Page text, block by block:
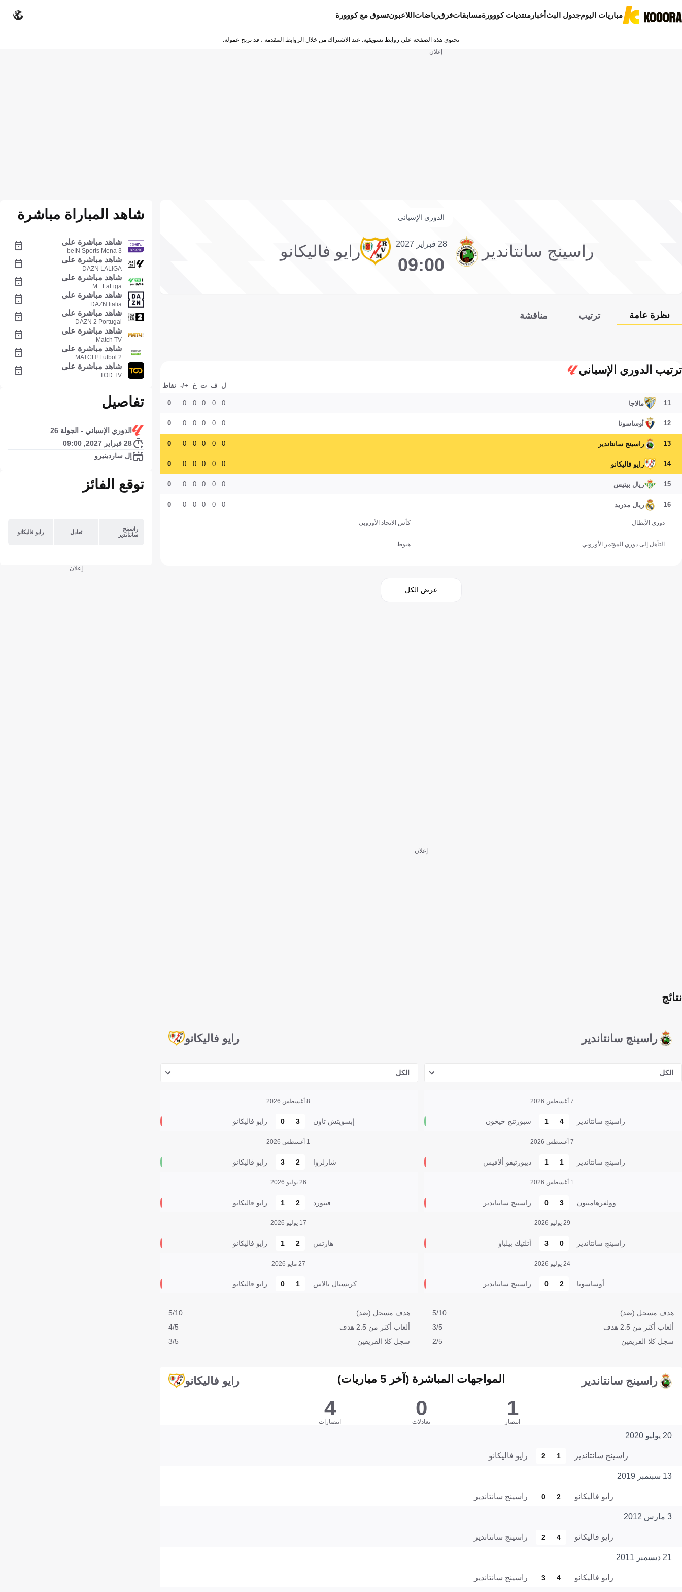
مباريات اليومجدول البثأخبار منتديات كووورةمسابقاتفرقرياضات اللاعبونتسوق مع كووورة
تحتوي هذه الصفحة على روابط تسويقية. عند الاشتراك من خلال الروابط المقدمة ، قد نربح عمولة.
إعلان
الدوري الإسباني
راسينج سانتاندير 28 فبراير 2027
09:00
رايو فاليكانو
نظرة عامة ترتيب مناقشة
ترتيب الدوري الإسباني
ل ف ت خ +/- نقاط
11 مالاجا 0
0
0
0
0
0
12 أوساسونا 0
0
0
0
0
0
13 راسينج سانتاندير 0
0
0
0
0
0
14 رايو فاليكانو 0
0
0
0
0
0
15 ريال بيتيس 0
0
0
0
0
0
16 ريال مدريد 0
0
0
0
0
0
دوري الأبطال كأس الاتحاد الأوروبي
التأهل إلى دوري المؤتمر الأوروبي هبوط
عرض الكل
إعلان
راسينج سانتاندير
نتائج
رايو فاليكانو
الكل
7 أغسطس 2026
راسينج سانتاندير 4
1 سبورتنج خيخون
7 أغسطس 2026
راسينج سانتاندير 1
1 ديبورتيفو ألافيس
1 أغسطس 2026
وولفرهامبتون 3
0 راسينج سانتاندير
29 يوليو 2026
راسينج سانتاندير 0
3 أتلتيك بيلباو
24 يوليو 2026
أوساسونا 2
0 راسينج سانتاندير
هدف مسجل (ضد)
5/10
ألعاب أكثر من 2.5 هدف
3/5
سجل كلا الفريقين
2/5
الكل
8 أغسطس 2026
إبسويتش تاون 3
0 رايو فاليكانو
1 أغسطس 2026
شارلروا 2
3 رايو فاليكانو
26 يوليو 2026
فينورد 2
1 رايو فاليكانو
17 يوليو 2026
هارتس 2
1 رايو فاليكانو
27 مايو 2026
كريستال بالاس 1
0 رايو فاليكانو
هدف مسجل (ضد)
5/10
ألعاب أكثر من 2.5 هدف
4/5
سجل كلا الفريقين
3/5
راسينج سانتاندير المواجهات المباشرة (آخر 5 مباريات) رايو فاليكانو
1
انتصار
0
تعادلات
4
انتصارات
20 يوليو 2020
راسينج سانتاندير 1
2 رايو فاليكانو
13 سبتمبر 2019
رايو فاليكانو 2
0 راسينج سانتاندير
3 مارس 2012
رايو فاليكانو 4
2 راسينج سانتاندير
21 ديسمبر 2011
رايو فاليكانو 4
3 راسينج سانتاندير
شاهد المباراة مباشرة
شاهد مباشرة على
beIN Sports Mena 3
شاهد مباشرة على
DAZN LALIGA
شاهد مباشرة على
M+ LaLiga
شاهد مباشرة على
DAZN Italia
شاهد مباشرة على
DAZN 2 Portugal
شاهد مباشرة على
Match TV
شاهد مباشرة على
MATCH! Futbol 2
شاهد مباشرة على
TOD TV
تفاصيل
الدوري الإسباني - الجولة 26
28 فبراير 2027, 09:00
إل ساردينيرو
توقع الفائز
راسينج
سانتاندير
تعادل رايو فاليكانو
إعلان